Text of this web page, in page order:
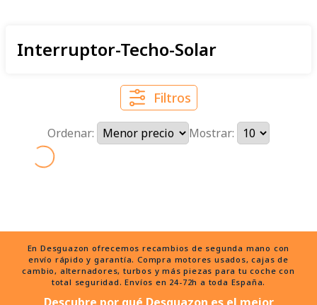
Interruptor-Techo-Solar
Filtros
Ordenar: Mostrar:
envío rápido y garantía. Compra motores usados, cajas de
cambio, alternadores, turbos y más piezas para tu coche con
total seguridad. Envíos en 24-72h a toda España.
Descubre por qué Desguazon es el mejor
desguace online de España.